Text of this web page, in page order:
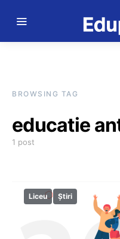
BROWSING TAG
educatie
1 post
Liceu Știri